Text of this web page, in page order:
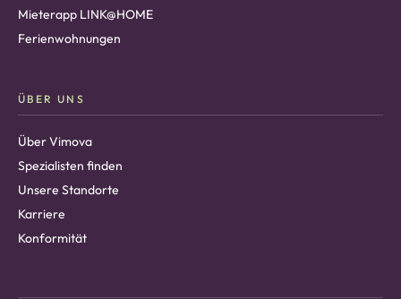
Mieterapp LINK@HOME
Ferienwohnungen
ÜBER UNS
Über Vimova
Spezialisten finden
Unsere Standorte
Karriere
Konformität